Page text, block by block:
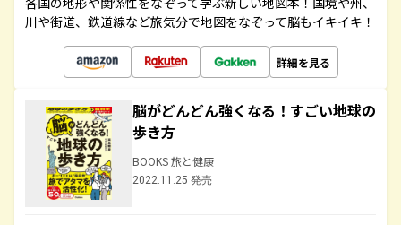
川や街道、鉄道線など旅気分で地図をなぞって脳もイキイキ！
詳細を見る
脳がどんどん強くなる！すごい地球の
歩き方
BOOKS 旅と健康
2022.11.25 発売